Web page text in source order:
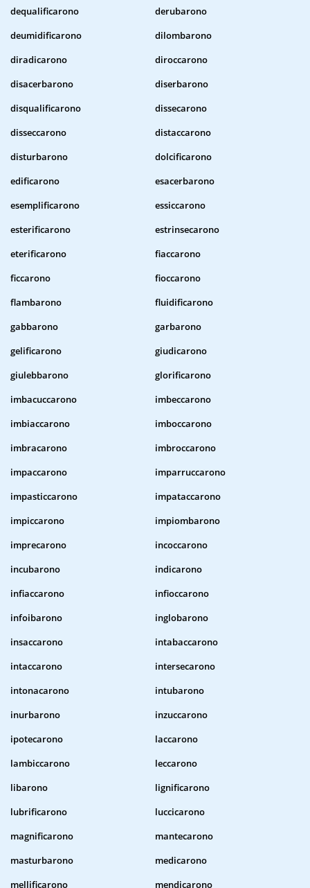
dequalificarono
derubarono
deumidificarono
dilombarono
diradicarono
diroccarono
disacerbarono
diserbarono
disqualificarono
dissecarono
disseccarono
distaccarono
disturbarono
dolcificarono
edificarono
esacerbarono
esemplificarono
essiccarono
esterificarono
estrinsecarono
eterificarono
fiaccarono
ficcarono
fioccarono
flambarono
fluidificarono
gabbarono
garbarono
gelificarono
giudicarono
giulebbarono
glorificarono
imbacuccarono
imbeccarono
imbiaccarono
imboccarono
imbracarono
imbroccarono
impaccarono
imparruccarono
impasticcarono
impataccarono
impiccarono
impiombarono
imprecarono
incoccarono
incubarono
indicarono
infiaccarono
infioccarono
infoibarono
inglobarono
insaccarono
intabaccarono
intaccarono
intersecarono
intonacarono
intubarono
inurbarono
inzuccarono
ipotecarono
laccarono
lambiccarono
leccarono
libarono
lignificarono
lubrificarono
luccicarono
magnificarono
mantecarono
masturbarono
medicarono
mellificarono
mendicarono